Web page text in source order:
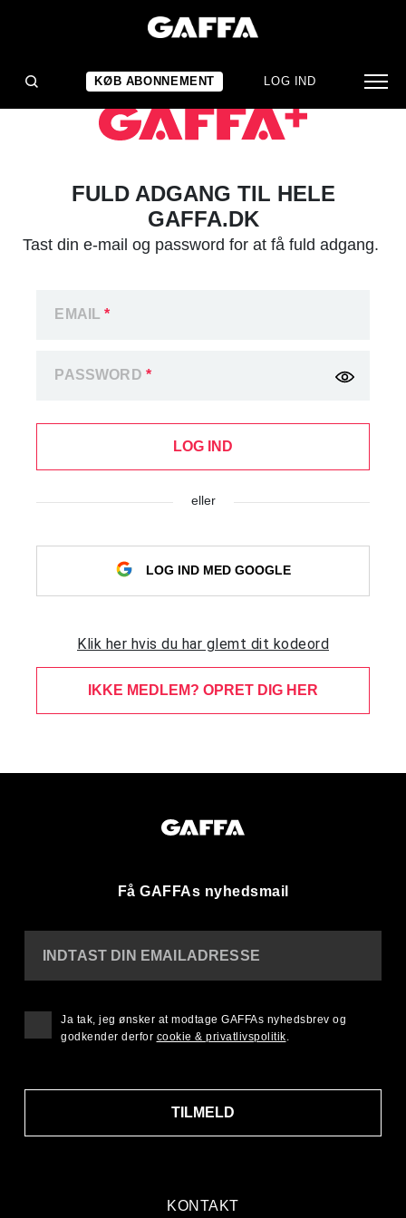
KØB ABONNEMENT LOG IND
FULD ADGANG TIL HELE
GAFFA.DK
Tast din e-mail og password for at få fuld adgang.
EMAIL*
PASSWORD *
LOG IND
eller
LOG IND MED GOOGLE
Klik her hvis du har glemt dit kodeord
IKKE MEDLEM? OPRET DIG HER
Få GAFFAs nyhedsmail
KONTAKT
INDTAST DIN EMAILADRESSE
TILMELD
Ja tak, jeg ønsker at modtage GAFFAs nyhedsbrev og
godkender derfor cookie & privatlivspolitik